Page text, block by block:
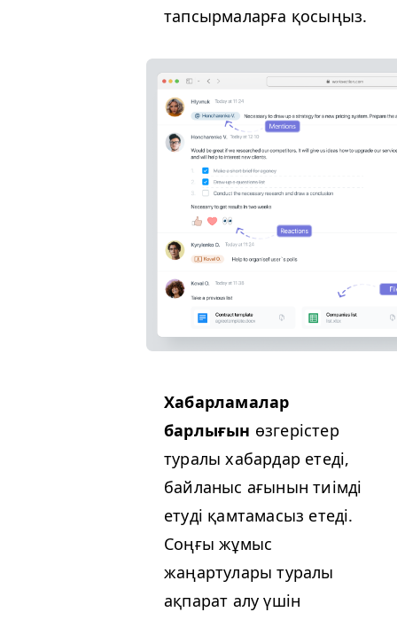
тапсырмаларға қосыңыз.
Хабарламалар
барлығын өзгерістер
туралы хабардар етеді,
байланыс ағынын тиімді
етуді қамтамасыз етеді.
Соңғы жұмыс
жаңартулары туралы
ақпарат алу үшін